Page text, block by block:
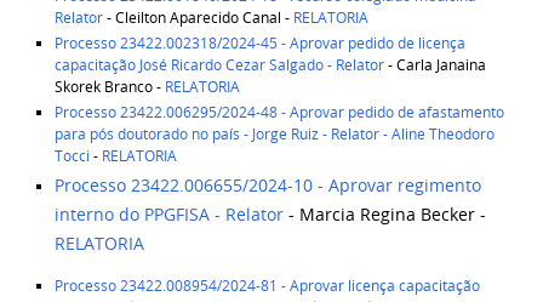
Relator- Cleilton Aparecido Canal - RELATORIA
Processo 23422.002318/2024-45 - Aprovar pedido de licença
capacitação José Ricardo Cezar Salgado - Relator- Carla Janaina
Skorek Branco - RELATORIA
Processo 23422.006295/2024-48 - Aprovar pedido de afastamento
para pós doutorado no país - Jorge Ruiz - Relator - Aline Theodoro
Tocci - RELATORIA
Processo 23422.006655/2024-10 - Aprovar regimento
interno do PPGFISA - Relator- Marcia Regina Becker -
RELATORIA
Processo 23422.008954/2024-81 - Aprovar licença capacitação